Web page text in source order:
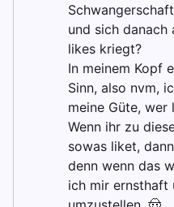
und sich danach
likes kriegt?
In meinem Kopf
Sinn, also nvm,
meine Güte, wer
Wenn ihr zu
sowas liket,
denn wenn das
ich mir ernsthaft